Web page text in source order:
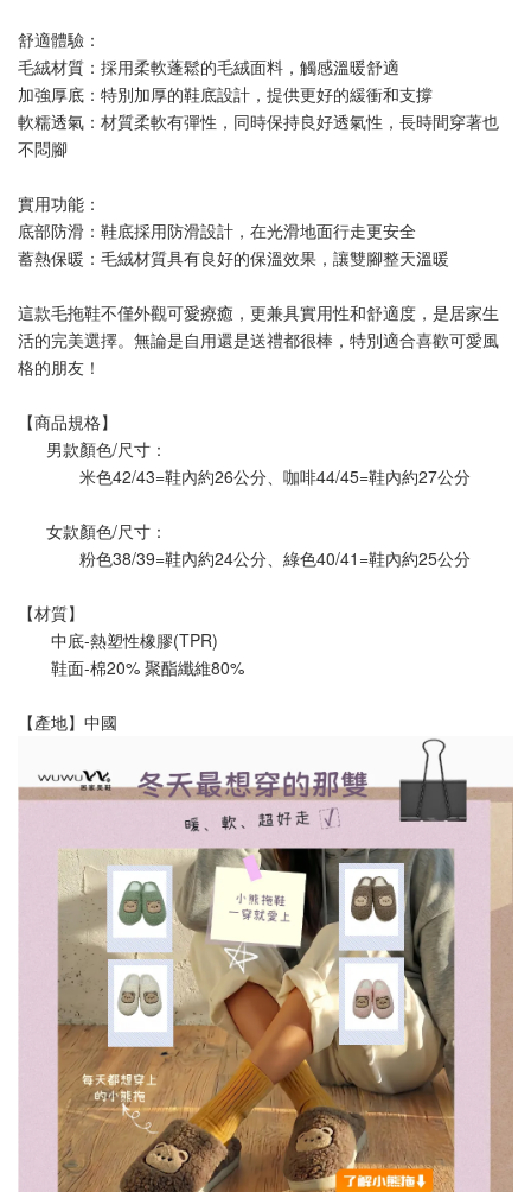
舒適體驗：
毛絨材質：採用柔軟蓬鬆的毛絨面料，觸感溫暖舒適
加強厚底：特別加厚的鞋底設計，提供更好的緩衝和支撐
軟糯透氣：材質柔軟有彈性，同時保持良好透氣性，長時間穿著也
不悶腳
實用功能：
底部防滑：鞋底採用防滑設計，在光滑地面行走更安全
蓄熱保暖：毛絨材質具有良好的保溫效果，讓雙腳整天溫暖
這款毛拖鞋不僅外觀可愛療癒，更兼具實用性和舒適度，是居家生
活的完美選擇。無論是自用還是送禮都很棒，特別適合喜歡可愛風
格的朋友！
【商品規格】
男款顏色/尺寸：
米色42/43=鞋內約26公分、咖啡44/45=鞋內約27公分
女款顏色/尺寸：
粉色38/39=鞋內約24公分、綠色40/41=鞋內約25公分
【材質】
中底-熱塑性橡膠(TPR)
鞋面-棉20% 聚酯纖維80%
【產地】中國